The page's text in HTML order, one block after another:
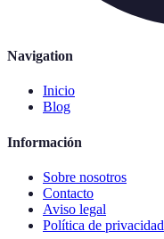
Navigation
Inicio
Blog
Información
Sobre nosotros
Contacto
Aviso legal
Política de privacidad